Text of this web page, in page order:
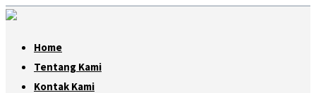
Home
Tentang Kami
Kontak Kami